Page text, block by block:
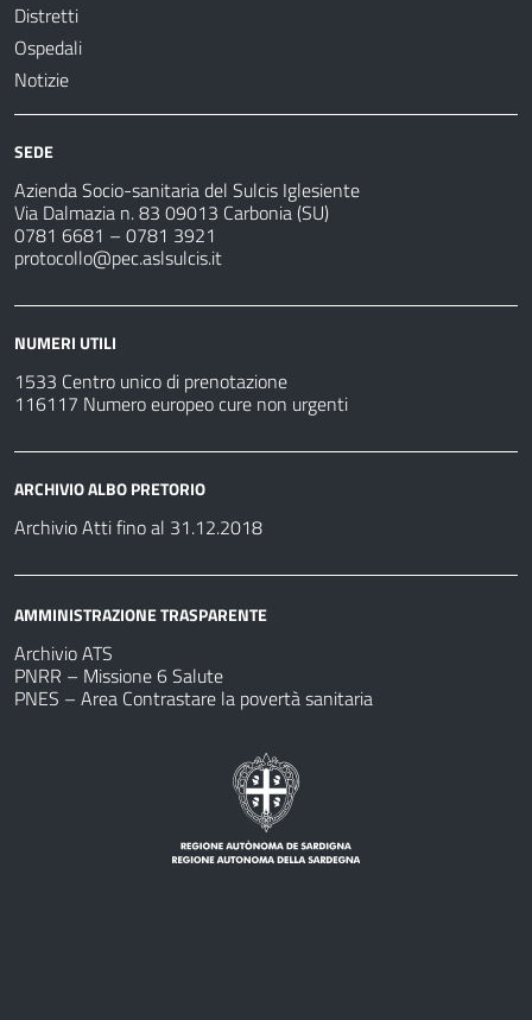
Distretti
Ospedali
Notizie
SEDE
Azienda Socio-sanitaria del Sulcis Iglesiente
Via Dalmazia n. 83 09013 Carbonia (SU)
0781 6681 – 0781 3921
protocollo@pec.aslsulcis.it
NUMERI UTILI
1533 Centro unico di prenotazione
116117 Numero europeo cure non urgenti
ARCHIVIO ALBO PRETORIO
Archivio Atti fino al 31.12.2018
AMMINISTRAZIONE TRASPARENTE
Archivio ATS
PNRR – Missione 6 Salute
PNES – Area Contrastare la povertà sanitaria